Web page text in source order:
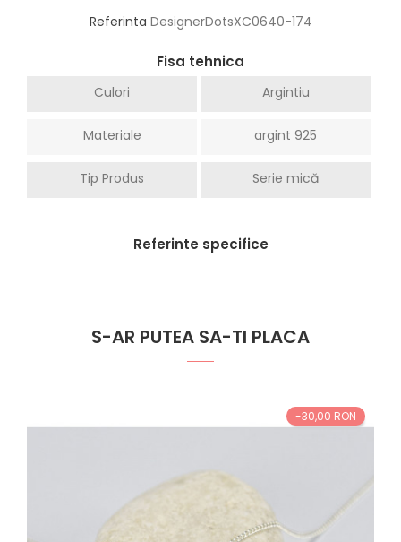
Referinta DesignerDotsXC0640-174
Fisa tehnica
Culori Argintiu
Materiale argint 925
Tip Produs Serie mică
Referinte specifice
S-AR PUTEA SA-TI PLACA
-30,00 RON